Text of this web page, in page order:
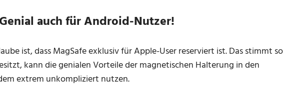
auch für Android-Nutzer!
ist, dass MagSafe exklusiv für Apple-User reserviert ist. Das stimmt so
kann die genialen Vorteile der magnetischen Halterung in den
extrem unkompliziert nutzen.